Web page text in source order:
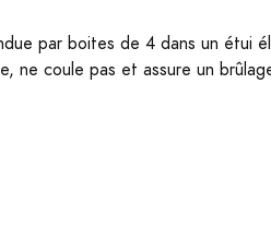
par boites de 4 dans un étui
ne coule pas et assure un